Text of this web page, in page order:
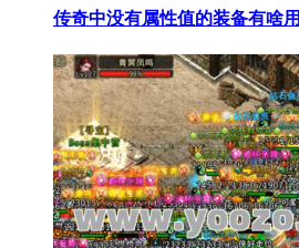
传奇中没有属性值的装备有啥用